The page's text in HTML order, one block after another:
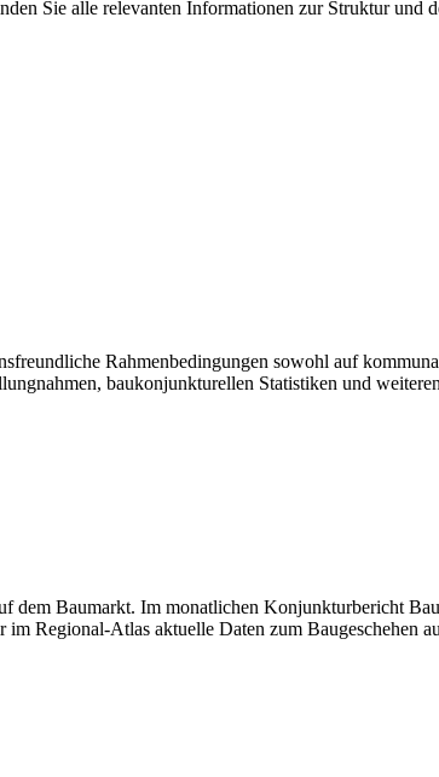
Sie alle relevanten Informationen zur Struktur und
Rahmenbedingungen sowohl auf
baukonjunkturellen Statistiken und
dem Baumarkt. Im monatlichen Konjunkturbericht
Regional-Atlas aktuelle Daten zum Baugeschehen